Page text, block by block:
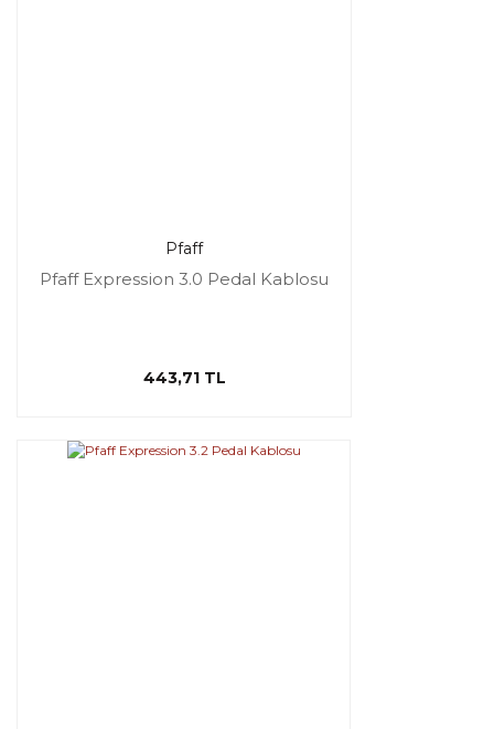
Pfaff
Pfaff Expression 3.0 Pedal Kablosu
443,71 TL